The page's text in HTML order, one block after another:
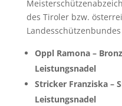
des Tiroler bzw.
Oppl Ramona –
Leistungsnadel
Stricker Franziska –
Leistungsnadel